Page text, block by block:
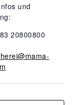
und
20800800